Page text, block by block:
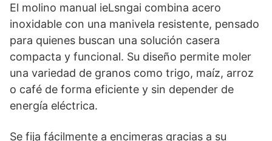
El molino manual ieLsngai combina acero
inoxidable con una manivela resistente, pensado
para quienes buscan una solución casera
compacta y funcional. Su diseño permite moler
una variedad de granos como trigo, maíz, arroz
o café de forma eficiente y sin depender de
energía eléctrica.
Se fija fácilmente a encimeras gracias a su